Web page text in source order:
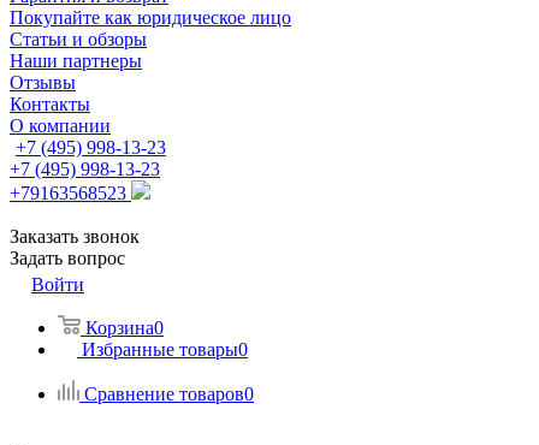
Покупайте как юридическое лицо
Статьи и обзоры
Наши партнеры
Отзывы
Контакты
О компании
+7 (495) 998-13-23
+7 (495) 998-13-23
+79163568523
Заказать звонок
Задать вопрос
Войти
Корзина0
Избранные товары0
Сравнение товаров0